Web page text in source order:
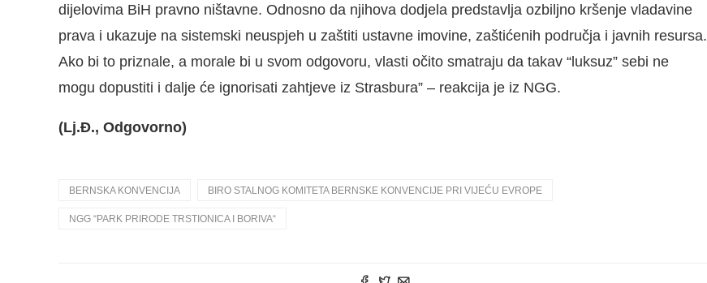
dijelovima BiH pravno ništavne. Odnosno da njihova dodjela predstavlja ozbiljno kršenje vladavine
prava i ukazuje na sistemski neuspjeh u zaštiti ustavne imovine, zaštićenih područja i javnih resursa.
Ako bi to priznale, a morale bi u svom odgovoru, vlasti očito smatraju da takav “luksuz” sebi ne
mogu dopustiti i dalje će ignorisati zahtjeve iz Strasbura” – reakcija je iz NGG.
(Lj.Đ., Odgovorno)
BERNSKA KONVENCIJA BIRO STALNOG KOMITETA BERNSKE KONVENCIJE PRI VIJEĆU EVROPE
NGG “PARK PRIRODE TRSTIONICA I BORIVA“